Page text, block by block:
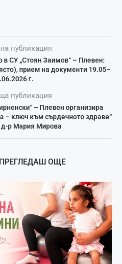
публикация
в СУ „Стоян Заимов“ – Плевен:
прием на документи 19.05–
г.
публикация
– Плевен организира
– ключ към сърдечното здраве“
д-р Мария Мирова
ОЩЕ